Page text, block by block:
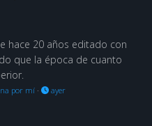
hace 20 años editado con
que la época de cuanto
por mí · ayer